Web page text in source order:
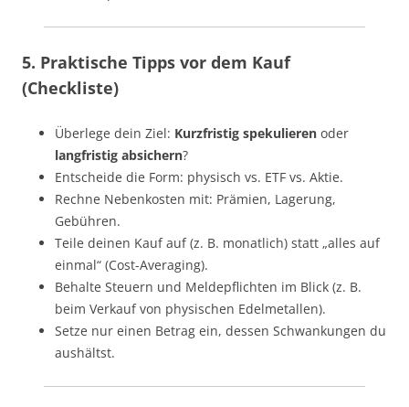
5. Praktische Tipps vor dem Kauf
(Checkliste)
Überlege dein Ziel: Kurzfristig spekulieren oder
langfristig absichern?
Entscheide die Form: physisch vs. ETF vs. Aktie.
Rechne Nebenkosten mit: Prämien, Lagerung,
Gebühren.
Teile deinen Kauf auf (z. B. monatlich) statt „alles auf
einmal“ (Cost-Averaging).
Behalte Steuern und Meldepflichten im Blick (z. B.
beim Verkauf von physischen Edelmetallen).
Setze nur einen Betrag ein, dessen Schwankungen du
aushältst.